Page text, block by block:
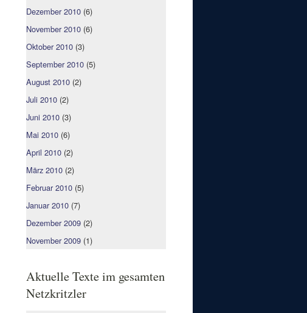
Dezember 2010 (6)
November 2010 (6)
Oktober 2010 (3)
September 2010 (5)
August 2010 (2)
Juli 2010 (2)
Juni 2010 (3)
Mai 2010 (6)
April 2010 (2)
März 2010 (2)
Februar 2010 (5)
Januar 2010 (7)
Dezember 2009 (2)
November 2009 (1)
Aktuelle Texte im gesamten
Netzkritzler